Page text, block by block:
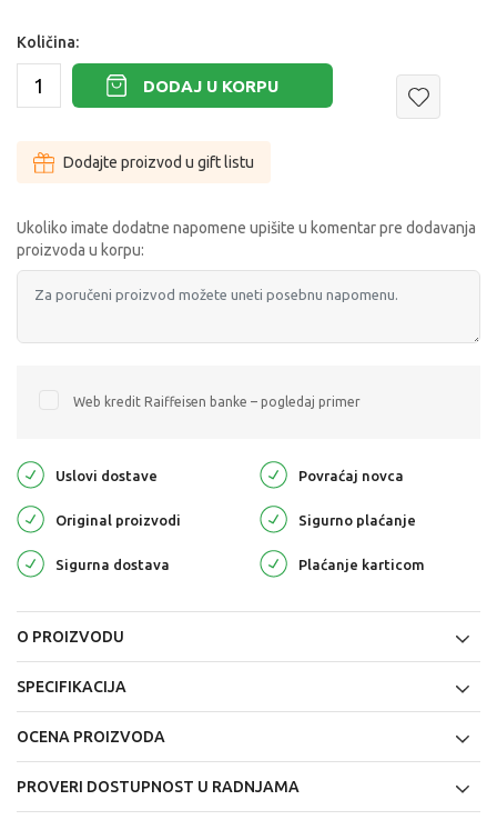
Količina:
DODAJ U KORPU
Dodajte proizvod u gift listu
Ukoliko imate dodatne napomene upišite u komentar pre dodavanja
proizvoda u korpu:
Web kredit Raiffeisen banke – pogledaj primer
Uslovi dostave Povraćaj novca
Original proizvodi Sigurno plaćanje
Sigurna dostava Plaćanje karticom
O PROIZVODU
SPECIFIKACIJA
OCENA PROIZVODA
PROVERI DOSTUPNOST U RADNJAMA